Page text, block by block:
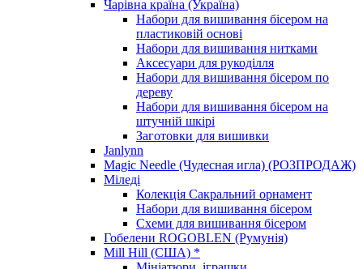
Чарівна країна (Україна)
Набори для вишивання бісером на
пластиковій основі
Набори для вишивання нитками
Аксесуари для рукоділля
Набори для вишивання бісером по
дереву
Набори для вишивання бісером на
штучній шкірі
Заготовки для вишивки
Janlynn
Magic Needle (Чудесная игла) (РОЗПРОДАЖ)
Міледі
Колекція Сакральний орнамент
Набори для вишивання бісером
Схеми для вишивання бісером
Гобелени ROGOBLEN (Румунія)
Mill Hill (США) *